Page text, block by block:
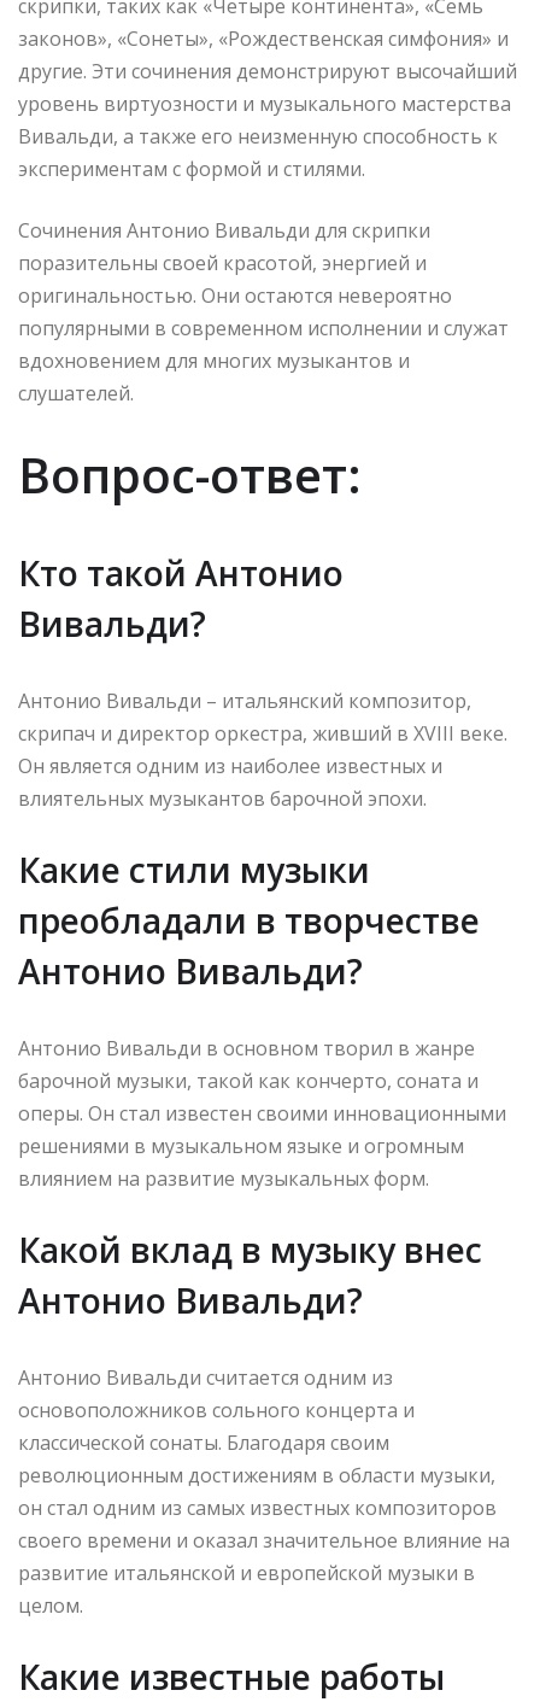
скрипки, таких как «Четыре континента», «Семь
законов», «Сонеты», «Рождественская симфония» и
другие. Эти сочинения демонстрируют высочайший
уровень виртуозности и музыкального мастерства
Вивальди, а также его неизменную способность к
экспериментам с формой и стилями.
Сочинения Антонио Вивальди для скрипки
поразительны своей красотой, энергией и
оригинальностью. Они остаются невероятно
популярными в современном исполнении и служат
вдохновением для многих музыкантов и
слушателей.
Вопрос-ответ:
Кто такой Антонио
Вивальди?
Антонио Вивальди – итальянский композитор,
скрипач и директор оркестра, живший в XVIII веке.
Он является одним из наиболее известных и
влиятельных музыкантов барочной эпохи.
Какие стили музыки
преобладали в творчестве
Антонио Вивальди?
Антонио Вивальди в основном творил в жанре
барочной музыки, такой как кончерто, соната и
оперы. Он стал известен своими инновационными
решениями в музыкальном языке и огромным
влиянием на развитие музыкальных форм.
Какой вклад в музыку внес
Антонио Вивальди?
Антонио Вивальди считается одним из
основоположников сольного концерта и
классической сонаты. Благодаря своим
революционным достижениям в области музыки,
он стал одним из самых известных композиторов
своего времени и оказал значительное влияние на
развитие итальянской и европейской музыки в
целом.
Какие известные работы